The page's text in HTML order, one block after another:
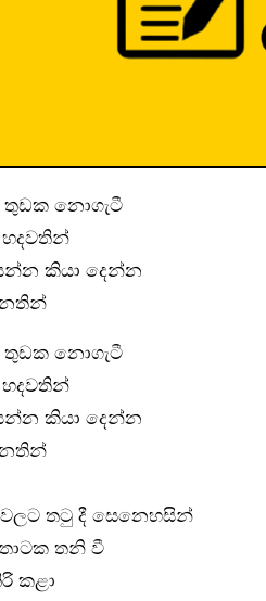
තුඩක නොගැටී
කියා දෙන්න
තුඩක නොගැටී
කියා දෙන්න
තටු දී සෙනෙහසින්
තනි වී
කළා